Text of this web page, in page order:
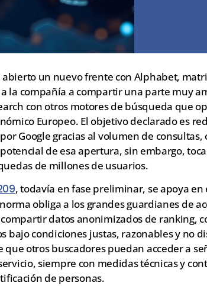
abierto un nuevo frente con Alphabet,
la compañía a compartir una parte muy
con otros motores de búsqueda que
Europeo. El objetivo declarado es
Google gracias al volumen de consultas,
de esa apertura, sin embargo,
de millones de usuarios.
, todavía en fase preliminar, se apoya en
obliga a los grandes guardianes de
datos anonimizados de ranking,
bajo condiciones justas, razonables y no
que otros buscadores puedan acceder a
siempre con medidas técnicas y
de personas.